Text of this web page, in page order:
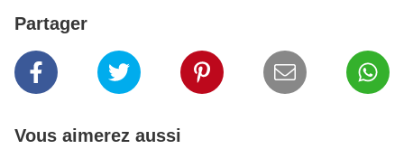
Partager
Vous aimerez aussi